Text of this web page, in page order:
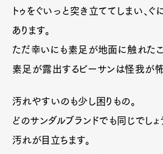
トゥをぐいっと突き立ててしまい、ぐ
あります。
ただ幸いにも素足が地面に触れたこ
素足が露出するビーサンは怪我が怖
汚れやすいのも少し困りもの。
どのサンダルブランドでも同じでし
汚れが目立ちます。